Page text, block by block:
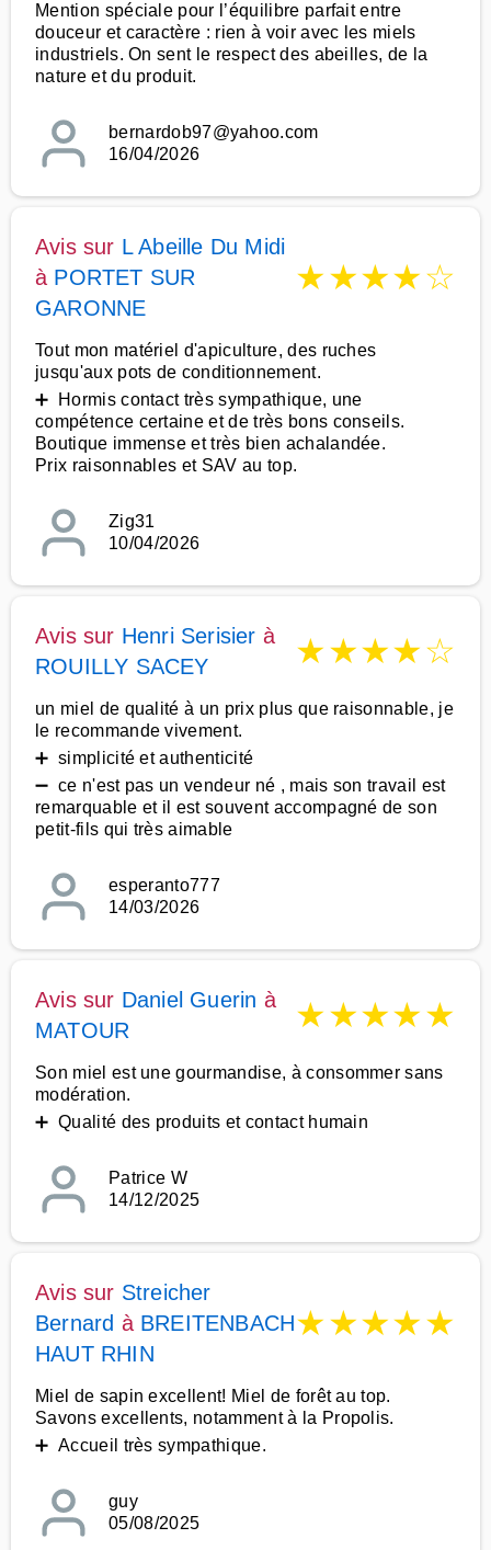
Mention spéciale pour l’équilibre parfait entre
douceur et caractère : rien à voir avec les miels
industriels. On sent le respect des abeilles, de la
nature et du produit.
bernardob97@yahoo.com
16/04/2026
Avis sur L Abeille Du Midi
à PORTET SUR
GARONNE
★★★★☆
Tout mon matériel d'apiculture, des ruches
jusqu'aux pots de conditionnement.
➕ Hormis contact très sympathique, une
compétence certaine et de très bons conseils.
Boutique immense et très bien achalandée.
Prix raisonnables et SAV au top.
Zig31
10/04/2026
Avis sur Henri Serisier à
ROUILLY SACEY
★★★★☆
un miel de qualité à un prix plus que raisonnable, je
le recommande vivement.
➕ simplicité et authenticité
➖ ce n'est pas un vendeur né , mais son travail est
remarquable et il est souvent accompagné de son
petit-fils qui très aimable
esperanto777
14/03/2026
Avis sur Daniel Guerin à
MATOUR
★★★★★
Son miel est une gourmandise, à consommer sans
modération.
➕ Qualité des produits et contact humain
Patrice W
14/12/2025
Avis sur Streicher
Bernard à BREITENBACH
HAUT RHIN
★★★★★
Miel de sapin excellent! Miel de forêt au top.
Savons excellents, notamment à la Propolis.
➕ Accueil très sympathique.
guy
05/08/2025